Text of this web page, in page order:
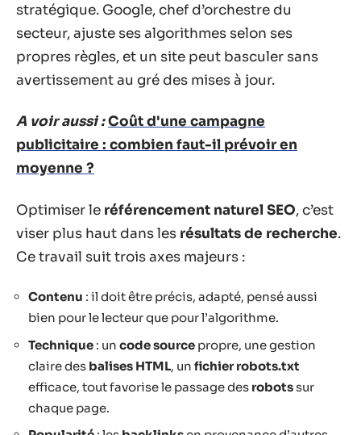
stratégique. Google, chef d’orchestre du
secteur, ajuste ses algorithmes selon ses
propres règles, et un site peut basculer sans
avertissement au gré des mises à jour.
A voir aussi :Coût d'une campagne
publicitaire : combien faut-il prévoir en
moyenne ?
Optimiser le référencement naturel SEO, c’est
viser plus haut dans les résultats de recherche.
Ce travail suit trois axes majeurs :
Contenu : il doit être précis, adapté, pensé aussi
bien pour le lecteur que pour l’algorithme.
Technique : un code source propre, une gestion
claire des balises HTML, un fichier robots.txt
efficace, tout favorise le passage des robotssur
chaque page.